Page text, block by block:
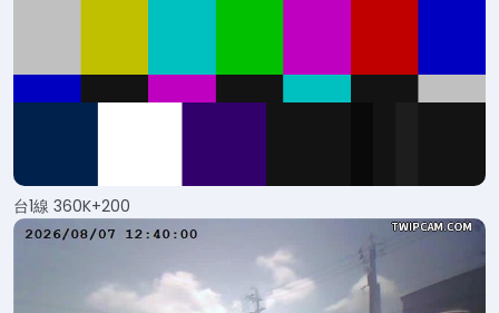
台1線 360K+200